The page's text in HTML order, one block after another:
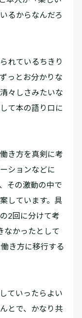
るからなんだろ
れているちきり
っとお分かりな
々しさみたいな
て本の語り口に
き方を真剣に考
ションなどに
その激動の中で
しています。具
2回に分けて考
なかったとして
き方に移行する
ていったらよい
とで、かなり共